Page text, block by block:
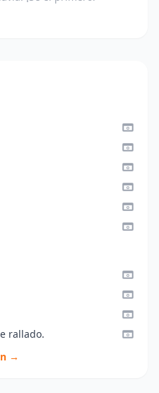
rallado.
→